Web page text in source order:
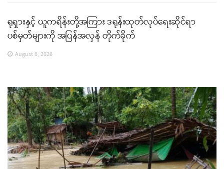
ရုရှားနှင့် ယူကရိန်းတို့အကြား ဒရုန်းထုတ်လုပ်ရေးဆိုင်ရာ
ပစ်မှတ်များကို အပြန်အလှန် တိုက်ခိုက်
August 6, 2026